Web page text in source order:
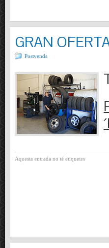
GRAN
Postvenda
Aquesta entrada no té etiquetes